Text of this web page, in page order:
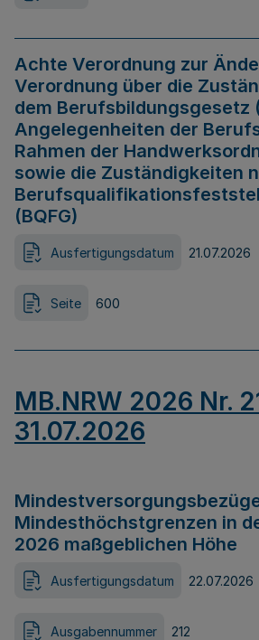
Achte Verordnung zur
Verordnung über die
dem Berufsbildungsgesetz
Angelegenheiten der
Rahmen der
sowie die Zuständigkeiten
(BQFG)
Ausfertigungsdatum 21.07.2026
Seite 600
MB.NRW 2026 Nr.
31.07.2026
Mindesthöchstgrenzen in
2026 maßgeblichen Höhe
Ausfertigungsdatum 22.07.2026
Ausgabennummer 212